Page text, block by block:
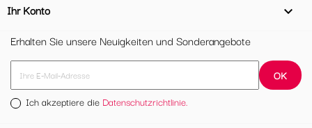
Ihr Konto

Erhalten Sie unsere Neuigkeiten und Sonderangebote
Ich akzeptiere die Datenschutzrichtlinie.